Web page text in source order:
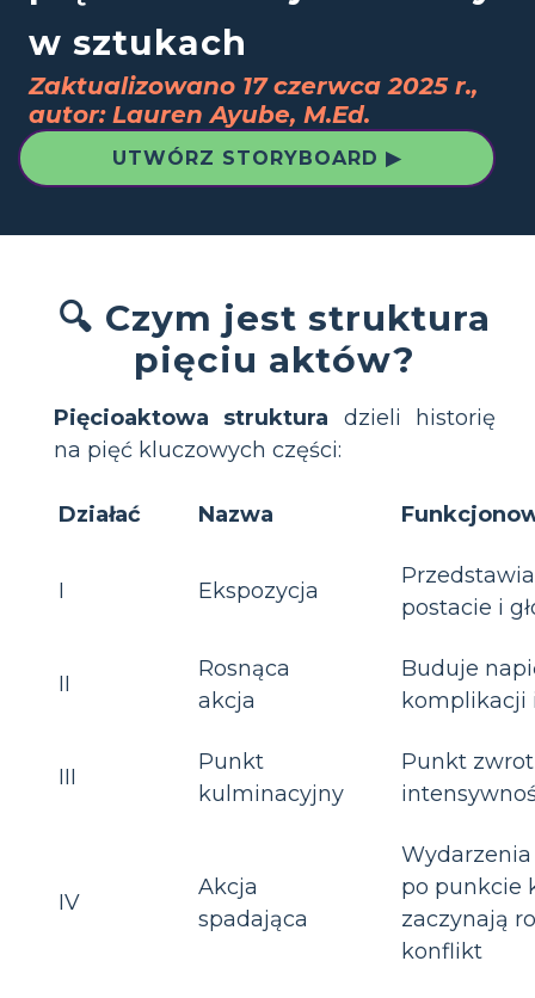
w sztukach
Zaktualizowano 17 czerwca 2025 r.,
autor: Lauren Ayube, M.Ed.
UTWÓRZ STORYBOARD ▶
🔍 Czym jest struktura
pięciu aktów?
Pięcioaktowa struktura dzieli historię
na pięć kluczowych części:
Działać Nazwa
I Ekspozycja
postacie i
II
Rosnąca
akcja
Buduje
komplikacji
III
Punkt
kulminacyjny
Punkt
IV
Akcja
spadająca
po punkcie
zaczynają
konflikt